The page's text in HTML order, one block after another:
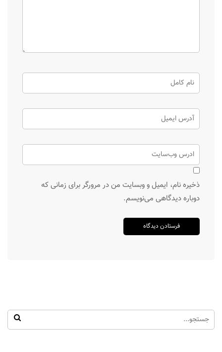
ذخیره نام، ایمیل و وبسایت من در مرورگر برای زمانی که
دوباره دیدگاهی می‌نویسم.